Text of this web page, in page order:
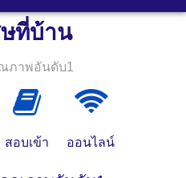
ษที่บ้าน
ภาพอันดับ1
สอบเข้า ออนไลน์